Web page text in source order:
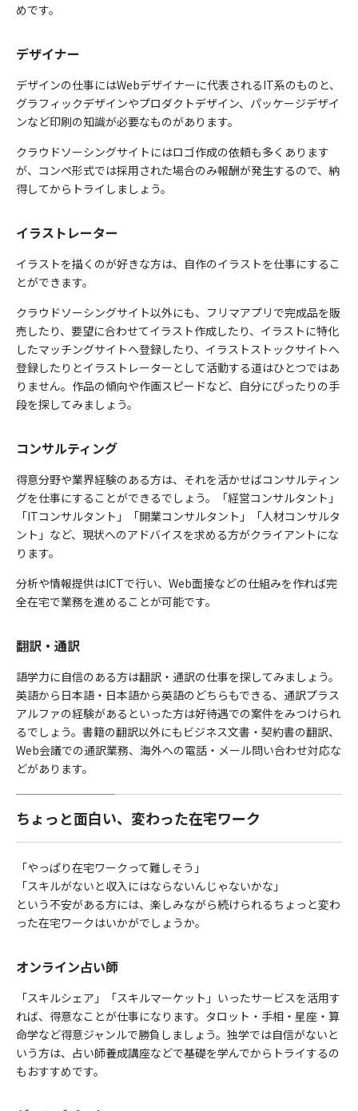
めです。
デザイナー
デザインの仕事にはWebデザイナーに代表されるIT系のものと、
グラフィックデザインやプロダクトデザイン、パッケージデザイ
ンなど印刷の知識が必要なものがあります。
クラウドソーシングサイトにはロゴ作成の依頼も多くあります
が、コンペ形式では採用された場合のみ報酬が発生するので、納
得してからトライしましょう。
イラストレーター
イラストを描くのが好きな方は、自作のイラストを仕事にするこ
とができます。
クラウドソーシングサイト以外にも、フリマアプリで完成品を販
売したり、要望に合わせてイラスト作成したり、イラストに特化
したマッチングサイトへ登録したり、イラストストックサイトへ
登録したりとイラストレーターとして活動する道はひとつではあ
りません。作品の傾向や作画スピードなど、自分にぴったりの手
段を探してみましょう。
コンサルティング
得意分野や業界経験のある方は、それを活かせばコンサルティン
グを仕事にすることができるでしょう。「経営コンサルタント」
「ITコンサルタント」「開業コンサルタント」「人材コンサルタ
ント」など、現状へのアドバイスを求める方がクライアントにな
ります。
分析や情報提供はICTで行い、Web面接などの仕組みを作れば完
全在宅で業務を進めることが可能です。
翻訳・通訳
語学力に自信のある方は翻訳・通訳の仕事を探してみましょう。
英語から日本語・日本語から英語のどちらもできる、通訳プラス
アルファの経験があるといった方は好待遇での案件をみつけられ
るでしょう。書籍の翻訳以外にもビジネス文書・契約書の翻訳、
Web会議での通訳業務、海外への電話・メール問い合わせ対応な
どがあります。
ちょっと面白い、変わった在宅ワーク
「やっぱり在宅ワークって難しそう」
「スキルがないと収入にはならないんじゃないかな」
という不安がある方には、楽しみながら続けられるちょっと変わ
った在宅ワークはいかがでしょうか。
オンライン占い師
「スキルシェア」「スキルマーケット」いったサービスを活用す
れば、得意なことが仕事になります。タロット・手相・星座・算
命学など得意ジャンルで勝負しましょう。独学では自信がないと
いう方は、占い師養成講座などで基礎を学んでからトライするの
もおすすめです。